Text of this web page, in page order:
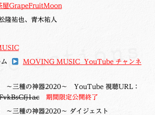
屋GrapeFruitMoon
隆祐也、青木祐人
ム
MOVING MUSIC YouTube チャンネ
三種の神器2020～ YouTube 視聴URL：
期間限定公開終了
三種の神器2020～ ダイジェスト